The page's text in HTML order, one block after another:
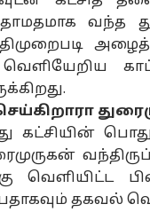
தாமதமாக வந்த
வெளியேறிய
கட்சியின்
வெளியிட்ட
தகவல்
பர்சனல்
முக்கிய
இந்தியா